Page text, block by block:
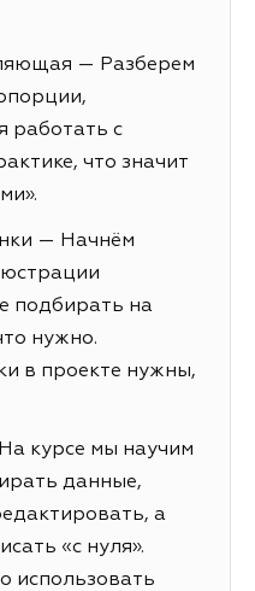
— Разберем
работать с
что значит
— Начнём
подбирать на
нужно.
в проекте нужны,
курсе мы научим
данные,
а
«с нуля».
использовать